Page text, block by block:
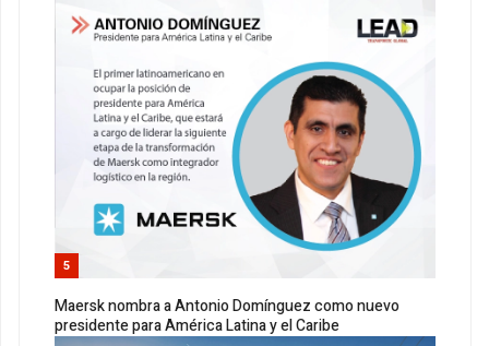
5
Maersk nombra a Antonio Domínguez como nuevo
presidente para América Latina y el Caribe